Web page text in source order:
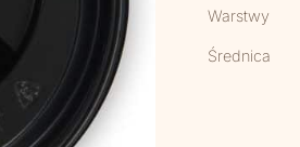
Warstwy
Średnica